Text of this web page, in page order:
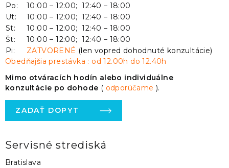
Po:
10:00 – 12:00; 12:40 – 18:00
Ut:
10:00 – 12:00; 12:40 – 18:00
St:
10:00 – 12:00; 12:40 – 18:00
Št:
10:00 – 12:00; 12:40 – 18:00
Pi:
ZATVORENÉ (len vopred dohodnuté konzultácie)
Obedňajšia prestávka : od 12.00h do 12.40h
Mimo otváracích hodín alebo individuálne
konzultácie po dohode ( odporúčame).
ZADAŤ DOPYT
Servisné strediská
Bratislava